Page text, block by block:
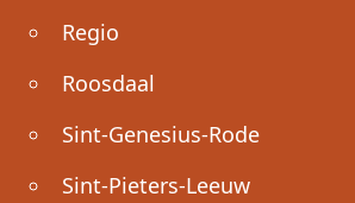
Regio
Roosdaal
Sint-Genesius-Rode
Sint-Pieters-Leeuw